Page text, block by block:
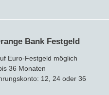
Bank Festgeld
Euro-Festgeld möglich
36 Monaten
12, 24 oder 36